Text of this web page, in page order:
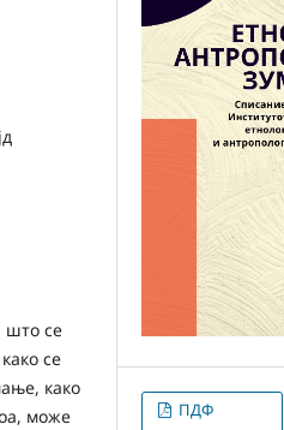
што се
се
како
може
ПДФ